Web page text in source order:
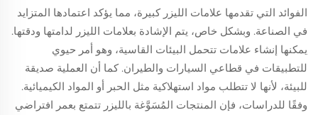
الفوائد التي تقدمها علامات الليزر كبيرة، مما يؤكد اعتمادها المتزايد
في الصناعة. وبشكل خاص، يتم الإشادة بعلامات الليزر لدامتها ودقتها.
يمكنها إنشاء علامات تتحمل البيئات القاسية، وهو أمر حيوي
للتطبيقات في قطاعي السيارات والطيران. كما أن العملية صديقة
للبيئة، لأنها لا تتطلب مواد استهلاكية مثل الحبر أو المواد الكيميائية.
وفقًا للدراسات، فإن المنتجات المُسَوَّغة بالليزر تتمتع بعمر افتراضي